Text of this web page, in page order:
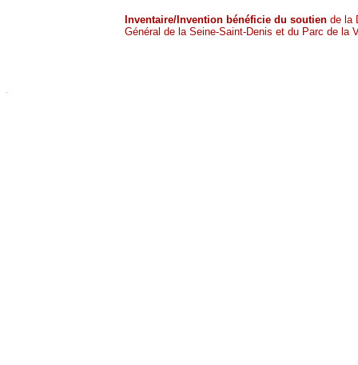
Inventaire/Invention bénéficie du soutiende la
Général de la Seine-Saint-Denis et du Parc de la